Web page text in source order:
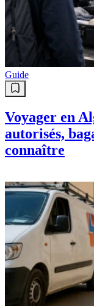
Guide
Voyager en
autorisés,
connaître